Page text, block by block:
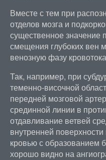
Вместе с тем при
отделов мозга и
существенное значение
смещения глубоких вен
венозную фазу
Так, например, при
теменно-височной
передней мозговой
срединной линии в
отдавливание ветвей
внутренней
кровью с образованием
хорошо видно на